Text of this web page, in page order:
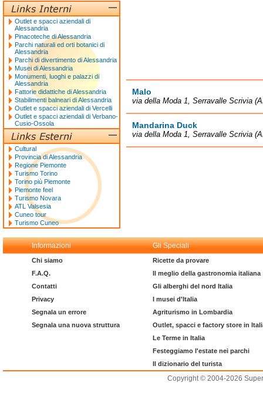
Malo
via della Moda 1, Serravalle Scrivia
Mandarina Duck
via della Moda 1, Serravalle Scrivia
Outlet e spacci aziendali di
Alessandria
Pinacoteche di Alessandria
Parchi naturali ed orti botanici di
Alessandria
Parchi di divertimento di Alessandria
Musei di Alessandria
Monumenti, luoghi e palazzi di
Alessandria
Fattorie didattiche di Alessandria
Stabilimenti balneari di Alessandria
Outlet e spacci aziendali di Vercelli
Outlet e spacci aziendali di Verbano-
Cusio-Ossola
Cultural
Provincia di Alessandria
Regione Piemonte
Turismo Torino
Torino più Piemonte
Piemonte feel
Turismo Novara
ATL Valsesia
Cuneo tour
Turismo Cuneo
Informazioni Gli Speciali
Chi siamo
F.A.Q.
Contatti
Privacy
Segnala un errore
Segnala una nuova struttura
Ricette da provare
Il meglio della gastronomia italiana
Gli alberghi del nord Italia
I musei d'Italia
Agriturismo in Lombardia
Outlet, spacci e factory store in
Le Terme in Italia
Festeggiamo l'estate nei parchi
Il dizionario del turista
Copyright © 2004-2026